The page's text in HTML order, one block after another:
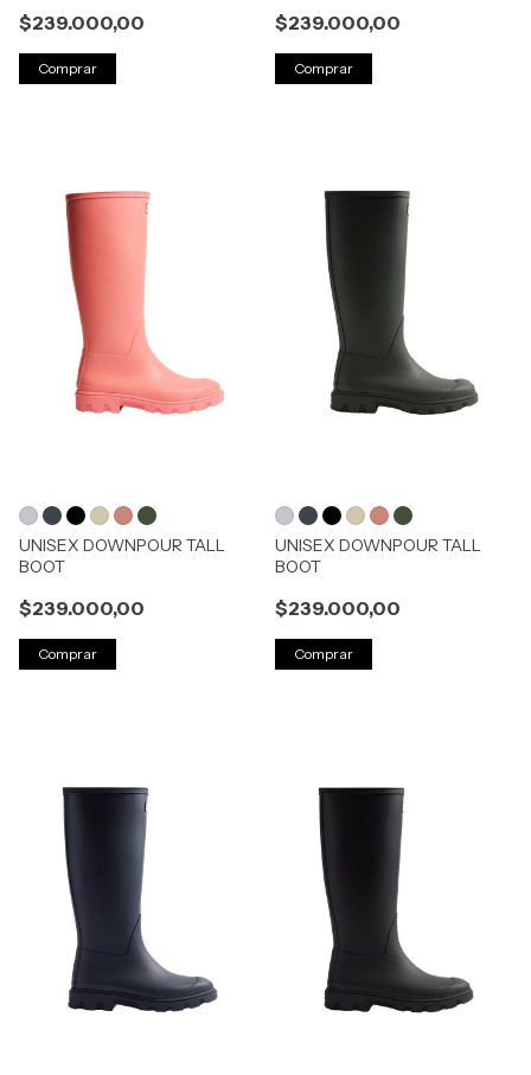
$239.000,00
Comprar
$239.000,00
Comprar
UNISEX DOWNPOUR TALL
BOOT
$239.000,00
Comprar
UNISEX DOWNPOUR TALL
BOOT
$239.000,00
Comprar